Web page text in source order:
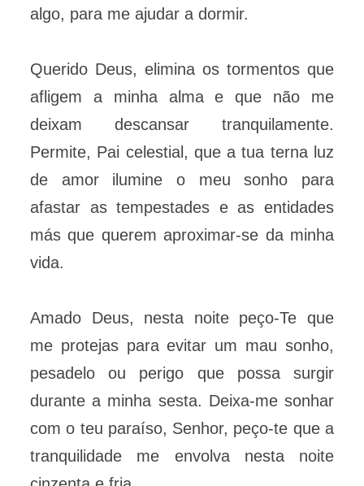
algo, para me ajudar a dormir.
Querido Deus, elimina os tormentos que
afligem a minha alma e que não me
deixam descansar tranquilamente.
Permite, Pai celestial, que a tua terna luz
de amor ilumine o meu sonho para
afastar as tempestades e as entidades
más que querem aproximar-se da minha
vida.
Amado Deus, nesta noite peço-Te que
me protejas para evitar um mau sonho,
pesadelo ou perigo que possa surgir
durante a minha sesta. Deixa-me sonhar
com o teu paraíso, Senhor, peço-te que a
tranquilidade me envolva nesta noite